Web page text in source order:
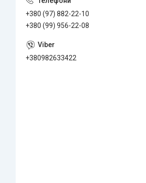
+380 (97) 882-22-10
+380 (99) 956-22-08
+380982633422